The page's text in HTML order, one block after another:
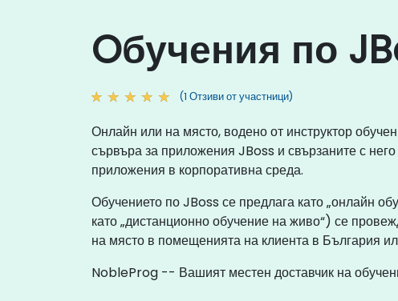
Oбучения по
(1 Отзиви от участници)
Онлайн или на място, водено от инструктор
сървъра за приложения JBoss и свързаните с
приложения в корпоративна среда.
Обучението по JBoss се предлага като „онлайн
като „дистанционно обучение на живо“) се
на място в помещенията на клиента в България
NobleProg -- Вашият местен доставчик на